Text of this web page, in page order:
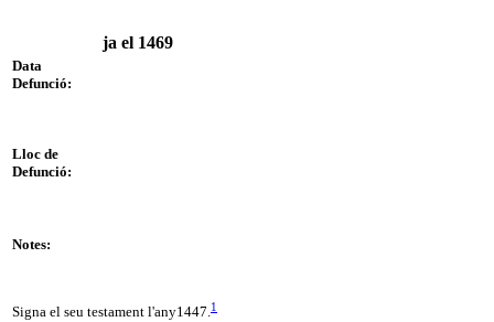
Data
Defunció:
ja el 1469
Lloc de
Defunció:
Notes:
Signa el seu testament l'any1447.1